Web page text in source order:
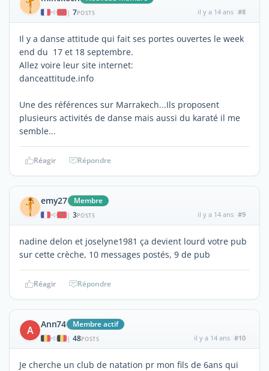
| 7POSTS il y a 14 ans #8
Il y a danse attitude qui fait ses portes ouvertes le week
end du 17 et 18 septembre.
Allez voire leur site internet:
danceattitude.info
Une des références sur Marrakech...Ils proposent
plusieurs activités de danse mais aussi du karaté il me
semble...
Réagir Répondre
emy27 Membre
| 3POSTS il y a 14 ans #9
nadine delon et joselyne1981 ça devient lourd votre pub
sur cette crèche, 10 messages postés, 9 de pub
Réagir Répondre
A Ann74 Membre actif
| 48POSTS il y a 14 ans #10
Je cherche un club de natation pr mon fils de 6ans qui